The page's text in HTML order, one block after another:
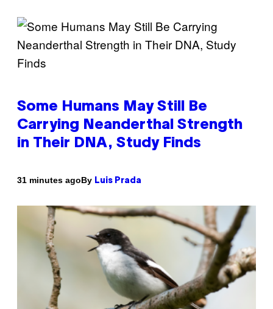
Some Humans May Still Be
Carrying Neanderthal Strength
in Their DNA, Study Finds
31 minutes agoBy Luis Prada